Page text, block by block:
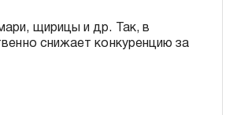
щирицы и др. Так, в
снижает конкуренцию за